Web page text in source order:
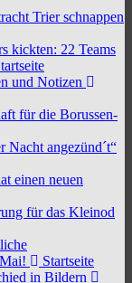
Trier schnappen
kickten: 22 Teams
und Notizen
für die Borussen-
Nacht angezünd´t“
einen neuen
für das Kleinod
Startseite
in Bildern